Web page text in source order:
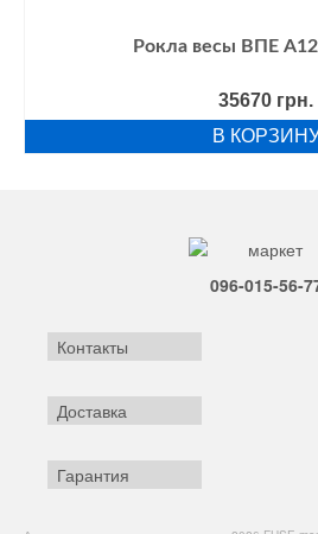
Рокла весы ВПЕ
35670 грн.
В
096-015-56-
Контакты
Доставка
Гарантия